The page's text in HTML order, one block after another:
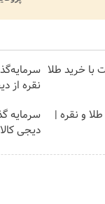
با خرید طلا
نقره از
و نقره |
سرمایه
دیجی کالا